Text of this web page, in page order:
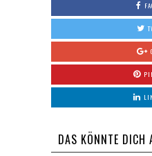
DAS KÖNNTE DICH